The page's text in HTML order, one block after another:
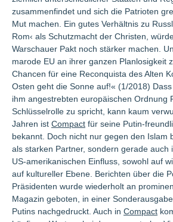
zusammenfindet und sich die Patrioten
Mut machen. Ein gutes Verhältnis zu
Rom‹ als Schutzmacht der Christen,
Warschauer Pakt noch stärker machen.
marode EU an ihrer ganzen Planlosigkeit
Chancen für eine Reconquista des Alten
Osten geht die Sonne auf!« (1/2018)
ihm angestrebten europäischen Ordnung
Schlüsselrolle zu spricht, kann kaum
Jahren ist Compact für seine Putin-
bekannt. Doch nicht nur gegen den Islam
als starken Partner, sondern gerade auch
US-amerikanischen Einfluss, sowohl auf
auf kultureller Ebene. Berichten über die
Präsidenten wurde wiederholt an
Magazin geboten, in einer
Putins nachgedruckt. Auch in Compact